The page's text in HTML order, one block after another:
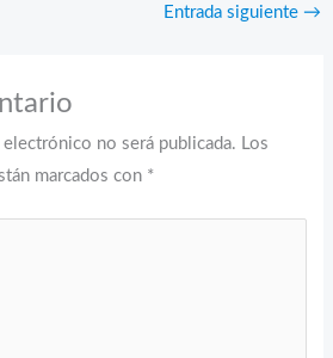
Entrada siguiente →
electrónico no será publicada. Los
marcados con *